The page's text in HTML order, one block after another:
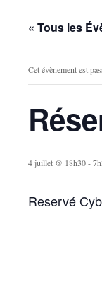
« Tous les
Cet évènement est
4 juillet @ 18h30-
Reservé